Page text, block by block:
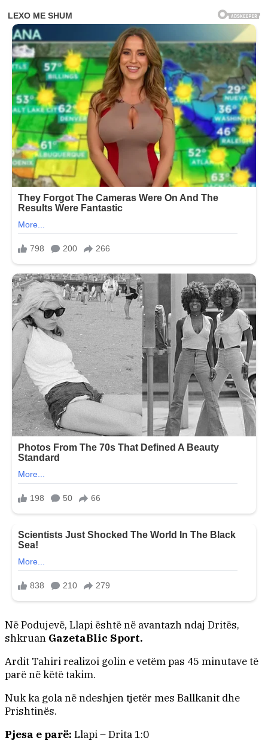
Në Podujevë, Llapi është në avantazh ndaj Dritës,
shkruan GazetaBlic Sport.
Ardit Tahiri realizoi golin e vetëm pas 45 minutave të
parë në këtë takim.
Nuk ka gola në ndeshjen tjetër mes Ballkanit dhe
Prishtinës.
Pjesa e parë: Llapi – Drita 1:0